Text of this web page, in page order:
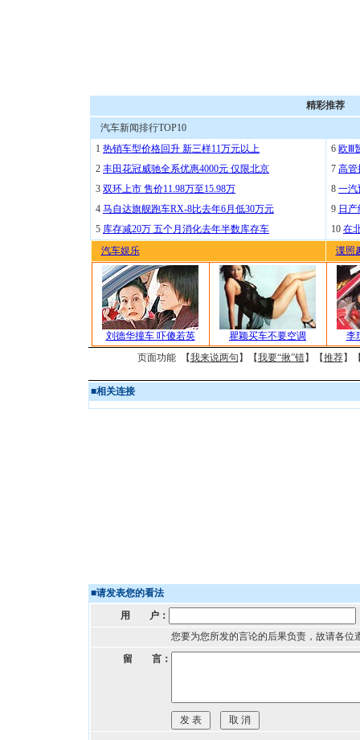
精彩推荐
汽车新闻排行TOP10
1 热销车型价格回升 新三样11万元以上
2 丰田花冠威驰全系优惠4000元 仅限北京
3 双环上市 售价11.98万至15.98万
4 马自达旗舰跑车RX-8比去年6月低30万元
5 库存减20万 五个月消化去年半数库存车
6 欧Ⅲ
7 高管
8 一汽
9 日
10 在
汽车娱乐
谍照
刘德华撞车 吓傻若英 瞿颖买车不要空调
李
页面功能 【我来说两句 】【我要“揪”错】【推荐】
■相关连接
■请发表您的看法
用 户：
您要为您所发的言论的后果负责，故请各位
留 言：